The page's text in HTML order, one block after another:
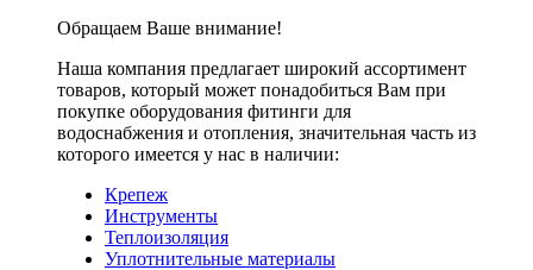
Обращаем Ваше внимание!
Наша компания предлагает широкий ассортимент
товаров, который может понадобиться Вам при
покупке оборудования фитинги для
водоснабжения и отопления, значительная часть из
которого имеется у нас в наличии:
Крепеж
Инструменты
Теплоизоляция
Уплотнительные материалы